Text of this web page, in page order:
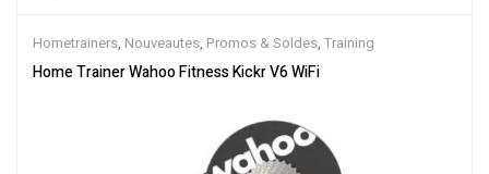
Hometrainers, Nouveautes, Promos & Soldes, Training
Home Trainer Wahoo Fitness Kickr V6 WiFi